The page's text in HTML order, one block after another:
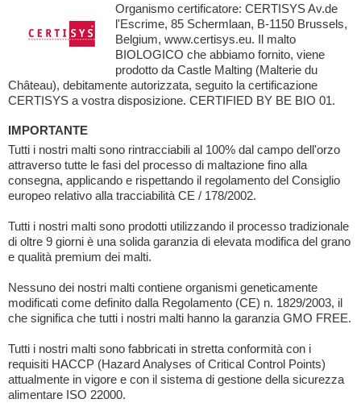
Organismo certificatore: CERTISYS Av.de
l'Escrime, 85 Schermlaan, B-1150 Brussels,
Belgium, www.certisys.eu. Il malto
BIOLOGICO che abbiamo fornito, viene
prodotto da Castle Malting (Malterie du
Château), debitamente autorizzata, seguito la certificazione
CERTISYS a vostra disposizione. CERTIFIED BY BE BIO 01.
IMPORTANTE
Tutti i nostri malti sono rintracciabili al 100% dal campo dell'orzo
attraverso tutte le fasi del processo di maltazione fino alla
consegna, applicando e rispettando il regolamento del Consiglio
europeo relativo alla tracciabilità CE / 178/2002.
Tutti i nostri malti sono prodotti utilizzando il processo tradizionale
di oltre 9 giorni è una solida garanzia di elevata modifica del grano
e qualità premium dei malti.
Nessuno dei nostri malti contiene organismi geneticamente
modificati come definito dalla Regolamento (CE) n. 1829/2003, il
che significa che tutti i nostri malti hanno la garanzia GMO FREE.
Tutti i nostri malti sono fabbricati in stretta conformità con i
requisiti HACCP (Hazard Analyses of Critical Control Points)
attualmente in vigore e con il sistema di gestione della sicurezza
alimentare ISO 22000.